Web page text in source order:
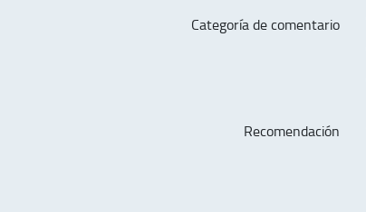
Categoría de comentario
Recomendación